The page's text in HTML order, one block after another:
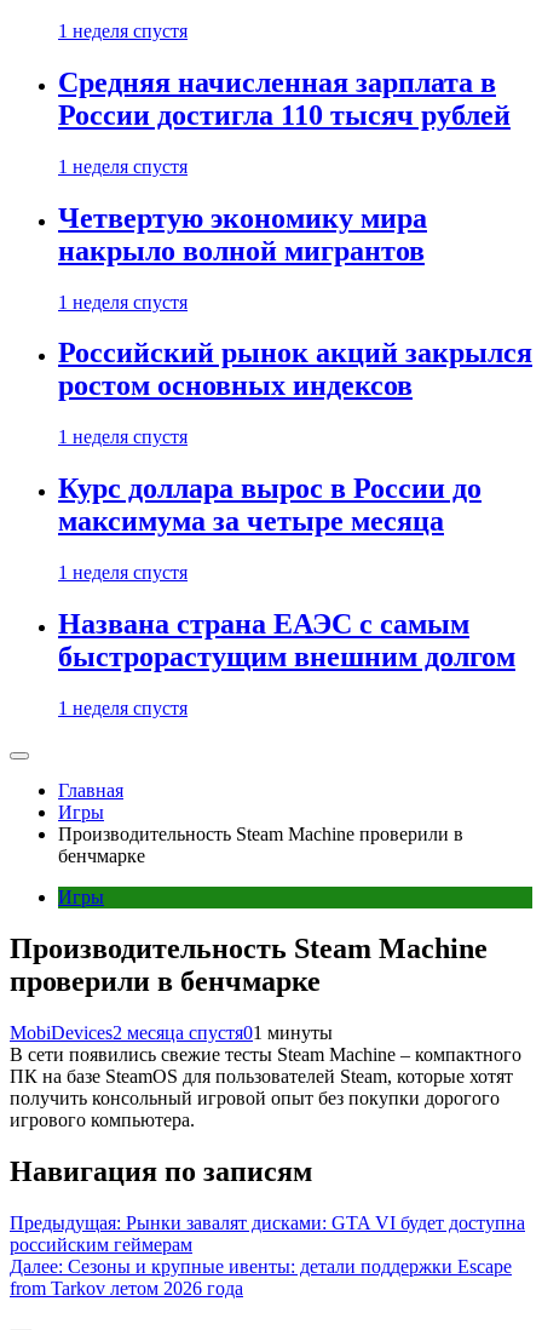
1 неделя спустя
Средняя начисленная зарплата в
России достигла 110 тысяч рублей
1 неделя спустя
Четвертую экономику мира
накрыло волной мигрантов
1 неделя спустя
Российский рынок акций закрылся
ростом основных индексов
1 неделя спустя
Курс доллара вырос в России до
максимума за четыре месяца
1 неделя спустя
Названа страна ЕАЭС с самым
быстрорастущим внешним долгом
1 неделя спустя
Главная
Игры
Производительность Steam Machine проверили в
бенчмарке
Игры
Производительность Steam Machine
проверили в бенчмарке
MobiDevices2 месяца спустя01 минуты
В сети появились свежие тесты Steam Machine – компактного
ПК на базе SteamOS для пользователей Steam, которые хотят
получить консольный игровой опыт без покупки дорогого
игрового компьютера.
Навигация по записям
Предыдущая: Рынки завалят дисками: GTA VI будет доступна
российским геймерам
Далее: Сезоны и крупные ивенты: детали поддержки Escape
from Tarkov летом 2026 года